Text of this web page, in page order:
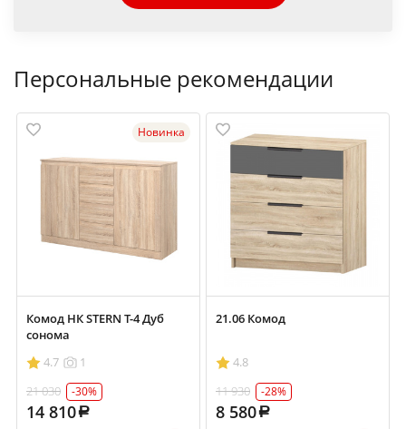
Персональные рекомендации
Новинка
Комод НК STERN Т-4 Дуб
сонома
4.7
1
21 030
-30%
14 810
21.06 Комод
4.8
11 930
-28%
8 580